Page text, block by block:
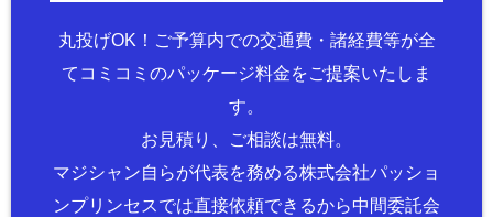
丸投げOK！ご予算内での交通費・諸経費等が全
てコミコミのパッケージ料金をご提案いたしま
す。
お見積り、ご相談は無料。
マジシャン自らが代表を務める株式会社パッショ
ンプリンセスでは直接依頼できるから中間委託会